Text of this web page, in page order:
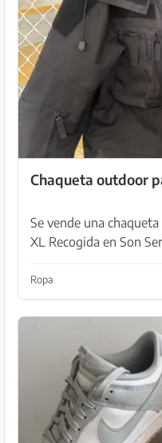
Chaqueta outdoor
Se vende una
XL Recogida en Son
Ropa